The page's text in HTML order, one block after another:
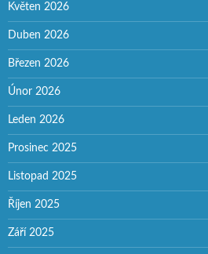
Květen 2026
Duben 2026
Březen 2026
Únor 2026
Leden 2026
Prosinec 2025
Listopad 2025
Říjen 2025
Září 2025